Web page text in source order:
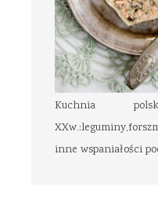
Kuchnia
inne wspaniałości